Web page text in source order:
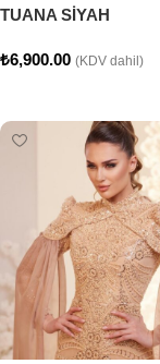
TUANA SİYAH
₺6,900.00 (KDV dahil)